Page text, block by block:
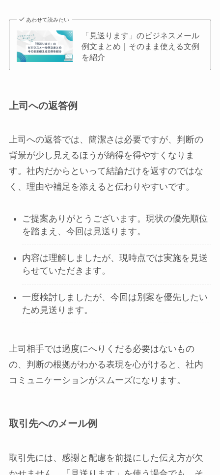
あわせて読みたい
「見送ります」のビジネスメール
例文まとめ｜そのまま使える文例
を紹介
上司への返答例
上司への返答では、簡潔さは必要ですが、判断の
背景が少し見えるほうが納得を得やすくなりま
す。社内だからといって結論だけを返すのではな
く、理由や補足を添えると伝わりやすいです。
ご提案ありがとうございます。現状の優先順位
を踏まえ、今回は見送ります。
内容は理解しましたが、現時点では実施を見送
らせていただきます。
一度検討しましたが、今回は別案を優先したい
ため見送ります。
上司相手では過度にへりくだる必要はないもの
の、判断の根拠がわかる表現を心がけると、社内
コミュニケーションがスムーズになります。
取引先へのメール例
取引先には、感謝と配慮を前提にした伝え方が欠